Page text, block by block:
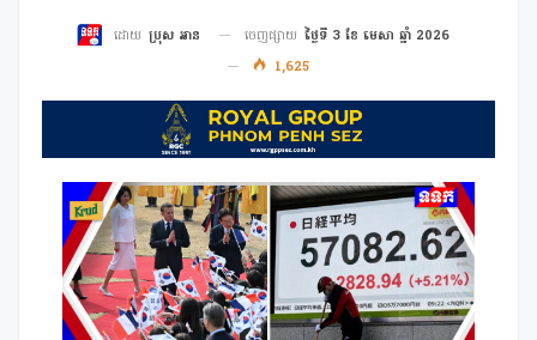
ដោយ ប្រុស អាន ចេញផ្សាយ ថ្ងៃទី 3 ខែ មេសា ឆ្នាំ 2026
1,625